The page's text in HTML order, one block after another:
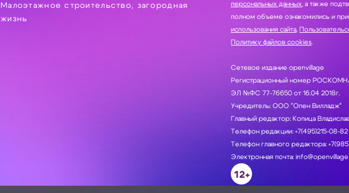
Малоэтажное строительство, загородная
жизнь
персональных данных , а также
полном объеме ознакомились и
использования сайта
Политику файлов cookies.
Сетевое издание openvillage
Регистрационный номер
ЭЛ №ФС 77-76650 от 16.04 2018г.
Учредитель: ООО "Опен Вилладж"
Главный редактор: Копица
Телефон редакции: +7(495)215-08-82
Телефон главного редактора:
Электронная почта:
12+